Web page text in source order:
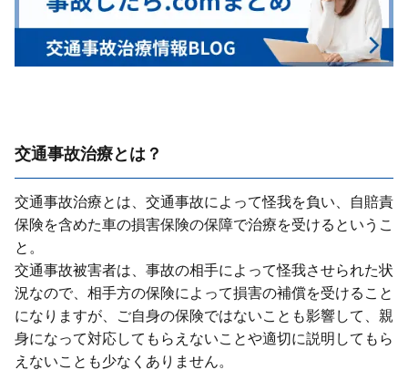
交通事故治療とは？
交通事故治療とは、交通事故によって怪我を負い、⾃賠責
保険を含めた⾞の損害保険の保障で治療を受けるというこ
と。
交通事故被害者は、事故の相⼿によって怪我させられた状
況なので、相⼿⽅の保険によって損害の補償を受けること
になりますが、ご⾃⾝の保険ではないことも影響して、親
⾝になって対応してもらえないことや適切に説明してもら
えないことも少なくありません。